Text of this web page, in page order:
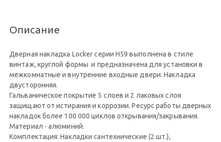
Описание
Дверная накладка Locker серии Н59 выполнена в стиле
винтаж, круглой формы и предназначена для установки в
межкомнатные и внутренние входные двери. Накладка
двусторонняя.
Гальваническое покрытие 5 слоев и 2 лаковых слоя
защищают от истирания и коррозии. Ресурс работы дверных
накладок более 100 000 циклов открывания/закрывания.
Материал - алюминий.
Комплектация: Накладки сантехнические (2 шт.),